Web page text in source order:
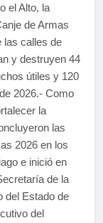
el Alto, la
de Armas
calles de
y destruyen 44
útiles y 120
2026.- Como
la
las
2026 en los
e inició en
de la
del Estado de
del